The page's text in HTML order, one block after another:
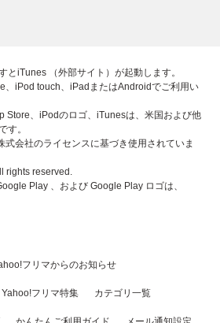
とiTunes （外部サイト）が起動します。
、iPod touch、iPadまたはAndroidでご利用い
Store、iPodのロゴ、iTunesは、米国および他
す。
式会社のライセンスに基づき使用されていま
rights reserved.
Play 、および Google Play ロゴは、
フリマからのお知らせ
Yahoo!フリマ特集 カテゴリ一覧